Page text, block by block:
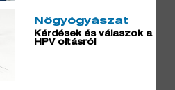
Nőgyógyászat
Kérdések és válaszok a
HPV oltásról